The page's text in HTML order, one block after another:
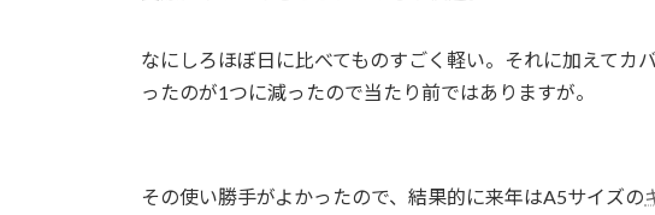
なにしろほぼ日に比べてものすごく軽い。それに加えてカ
ったのが1つに減ったので当たり前ではありますが。
その使い勝手がよかったので、結果的に来年はA5サイズの